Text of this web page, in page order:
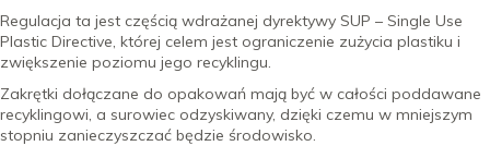
Regulacja ta jest częścią wdrażanej dyrektywy SUP – Single Use
Plastic Directive, której celem jest ograniczenie zużycia plastiku i
zwiększenie poziomu jego recyklingu.
Zakrętki dołączane do opakowań mają być w całości poddawane
recyklingowi, a surowiec odzyskiwany, dzięki czemu w mniejszym
stopniu zanieczyszczać będzie środowisko.